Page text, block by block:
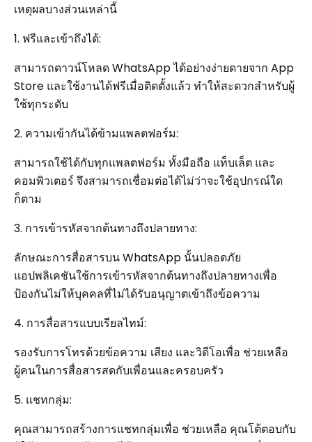
เหตุผลบางส่วนเหล่านี้
1. ฟรีและเข้าถึงได้:
สามารถดาวน์โหลด WhatsApp ได้อย่างง่ายดายจาก App
Store และใช้งานได้ฟรีเมื่อติดตั้งแล้ว ทำให้สะดวกสำหรับผู้
ใช้ทุกระดับ
2. ความเข้ากันได้ข้ามแพลตฟอร์ม:
สามารถใช้ได้กับทุกแพลตฟอร์ม ทั้งมือถือ แท็บเล็ต และ
คอมพิวเตอร์ จึงสามารถเชื่อมต่อได้ไม่ว่าจะใช้อุปกรณ์ใด
ก็ตาม
3. การเข้ารหัสจากต้นทางถึงปลายทาง:
ลักษณะการสื่อสารบน WhatsApp นั้นปลอดภัย
แอปพลิเคชันใช้การเข้ารหัสจากต้นทางถึงปลายทางเพื่อ
ป้องกันไม่ให้บุคคลที่ไม่ได้รับอนุญาตเข้าถึงข้อความ
4. การสื่อสารแบบเรียลไทม์:
รองรับการโทรด้วยข้อความ เสียง และวิดีโอเพื่อ ช่วยเหลือ
ผู้คนในการสื่อสารสดกับเพื่อนและครอบครัว
5. แชทกลุ่ม:
คุณสามารถสร้างการแชทกลุ่มเพื่อ ช่วยเหลือ คุณโต้ตอบกับ